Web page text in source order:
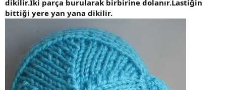
dikilir.İki parça burularak birbirine dolanır.Lastiğin
bittiği yere yan yana dikilir.